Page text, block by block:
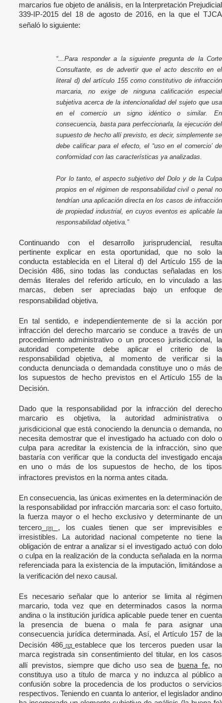
marcarios fue objeto de análisis, en la Interpretación Prejudicial
339-IP-2015 del 18 de agosto de 2016, en la que el TJCA
señaló lo siguiente:
“…Para responder a la siguiente pregunta de la Corte
Consultante, es de advertir que el acto descrito en el
literal d) del artículo 155 como constitutivo de infracción
marcaria, no exige de ninguna calificación especial
subjetiva acerca de la intencionalidad del sujeto que usa
en el comercio un signo idéntico o similar. En
consecuencia, basta para perfeccionarla, la ejecución del
supuesto de hecho allí previsto, es decir, simplemente se
debe calificar para el efecto, el “uso en el comercio’ de
conformidad con las características ya analizadas.
Por lo tanto, el aspecto subjetivo del Dolo y de la Culpa
propios en el régimen de responsabilidad civil o penal no
tendrían una aplicación directa en los casos de infracción
de propiedad industrial, en cuyos eventos es aplicable la
responsabilidad objetiva.”
Continuando con el desarrollo jurisprudencial, resulta
pertinente explicar en esta oportunidad, que no solo la
conducta establecida en el Literal d) del Artículo 155 de la
Decisión 486, sino todas las conductas señaladas en los
demás literales del referido artículo, en lo vinculado a las
marcas, deben ser apreciadas bajo un enfoque de
responsabilidad objetiva.
En tal sentido, e independientemente de si la acción por
infracción del derecho marcario se conduce a través de un
procedimiento administrativo o un proceso jurisdiccional, la
autoridad competente debe aplicar el criterio de la
responsabilidad objetiva, al momento de verificar si la
conducta denunciada o demandada constituye uno o más de
los supuestos de hecho previstos en el Artículo 155 de la
Decisión.
Dado que la responsabilidad por la infracción del derecho
marcario es objetiva, la autoridad administrativa o
jurisdicicional que está conociendo la denuncia o demanda, no
necesita demostrar que el investigado ha actuado con dolo o
culpa para acreditar la existencia de la infracción, sino que
bastaría con verificar que la conducta del investigado encaja
en uno o más de los supuestos de hecho, de los tipos
infractores previstos en la norma antes citada.
En consecuencia, las únicas eximentes en la determinación de
la responsabilidad por infracción marcaria son: el caso fortuito,
la fuerza mayor o el hecho exclusivo y determinante de un
tercero
[31]
, los cuales tienen que ser imprevisibles e
irresistibles. La autoridad nacional competente no tiene la
obligación de entrar a analizar si el investigado actuó con dolo
o culpa en la realización de la conducta señalada en la norma
referenciada para la existencia de la imputación, limitándose a
la verificación del nexo causal.
Es necesario señalar que lo anterior se limita al régimen
marcario, toda vez que en determinados casos la norma
andina o la institución jurídica aplicable puede tener en cuenta
la presencia de buena o mala fe para asignar una
consecuencia jurídica determinada. Así, el Artículo 157 de la
Decisión 486 [32] establece que los terceros pueden usar la
marca registrada sin consentimiento del titular, en los casos
allí previstos, siempre que dicho uso sea de buena fe, no
constituya uso a título de marca y no induzca al público a
confusión sobre la procedencia de los productos o servicios
respectivos. Teniendo en cuanta lo anterior, el legislador andino